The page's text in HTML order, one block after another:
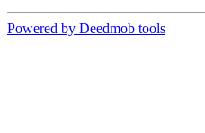
Powered by Deedmob tools